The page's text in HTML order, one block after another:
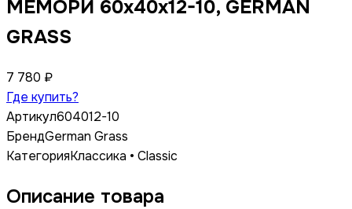
МЕМОРИ 60x40x12-10, GERMAN
GRASS
7 780 ₽
Где купить?
Артикул604012-10
БрендGerman Grass
КатегорияКлассика • Classic
Описание товара